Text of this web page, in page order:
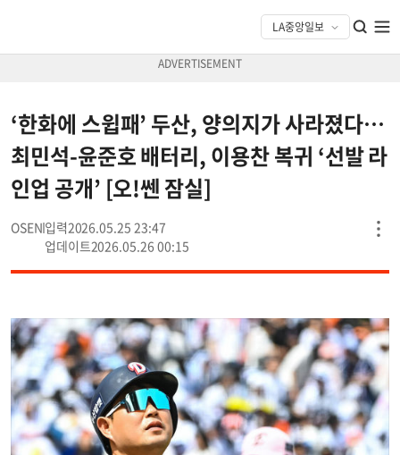
‘한화에 스윕패’ 두산, 양의지가 사라졌다…
최민석-윤준호 배터리, 이용찬 복귀 ‘선발 라
인업 공개’ [오!쎈 잠실]
OSEN
2026.05.25 23:47
2026.05.26 00:15